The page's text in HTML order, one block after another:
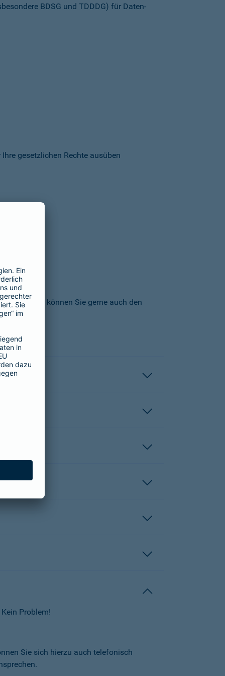
BDSG und TDDDG) für Daten­
gesetzlichen Rechte ausüben
AG können Sie gerne auch den
Problem!
Sie sich hierzu auch telefonisch